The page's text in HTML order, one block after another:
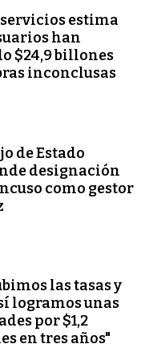
estima
han
$24,9 billones
inconclusas
de Estado
designación
como gestor
las tasas y
logramos unas
por $1,2
en tres años"